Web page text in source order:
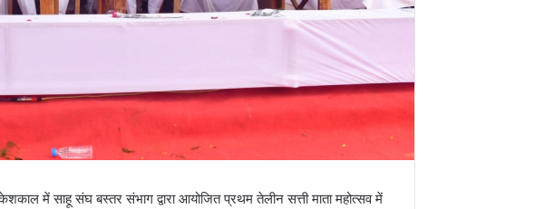
में साहू संघ बस्तर संभाग द्वारा आयोजित प्रथम तेलीन सत्ती माता महोत्सव में